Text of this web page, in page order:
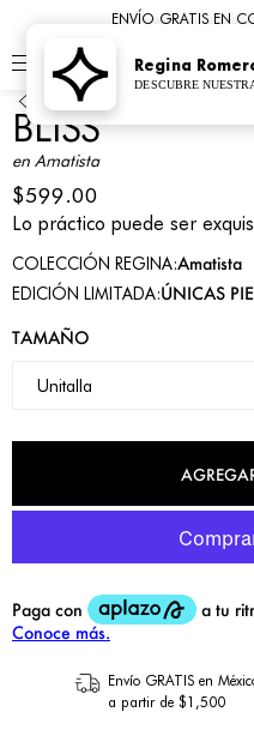
ENVÍO GRATIS EN
1
BLISS
en Amatista
$599.00
Lo práctico puede ser
COLECCIÓN REGINA:Amatista
EDICIÓN LIMITADA:ÚNICAS
TAMAÑO
Envío GRATIS en
a partir de $1,500
Regina
DESCUBRE